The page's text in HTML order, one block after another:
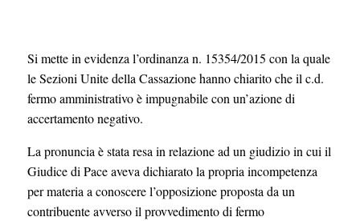
Si mette in evidenza l’ordinanza n. 15354/2015 con la quale
le Sezioni Unite della Cassazione hanno chiarito che il c.d.
fermo amministrativo è impugnabile con un’azione di
accertamento negativo.
La pronuncia è stata resa in relazione ad un giudizio in cui il
Giudice di Pace aveva dichiarato la propria incompetenza
per materia a conoscere l’opposizione proposta da un
contribuente avverso il provvedimento di fermo